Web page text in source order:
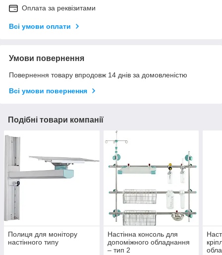
Оплата за реквізитами
Всі умови оплати
Умови повернення
Повернення товару впродовж 14 днів за домовленістю
Всі умови повернення
Подібні товари компанії
Полиця для монітору
настінного типу
Настінна консоль для
допоміжного обладнання
– тип 2